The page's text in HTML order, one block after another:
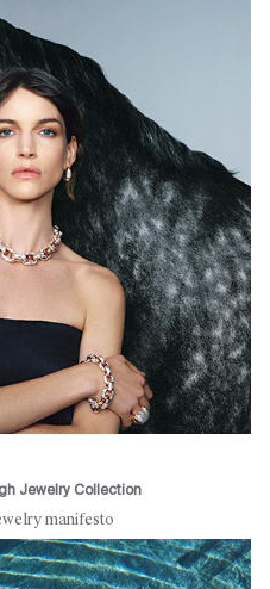
Jewelry Collection
manifesto